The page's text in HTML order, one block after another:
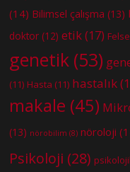
(14) Bilimsel çalışma (13)
doktor (12) etik(17)
genetik (53)
(11) Hasta (11) hastalık
makale (45)
(13) nörobilim (8) nöroloji
Psikoloji (28)